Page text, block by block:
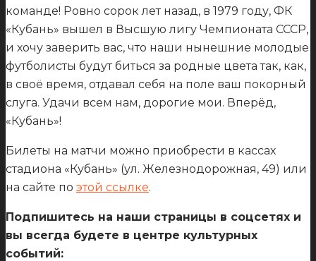
команде! Ровно сорок лет назад, в 1979 году, ФК
«Кубань» вышел в Высшую лигу Чемпионата СССР,
и хочу заверить вас, что наши нынешние молодые
футболисты будут биться за родные цвета так, как,
в своё время, отдавал себя на поле ваш покорный
слуга. Удачи всем нам, дорогие мои. Вперёд,
«Кубань»!
Билеты на матчи можно приобрести в кассах
стадиона «Кубань» (ул. Железнодорожная, 49) или
на сайте по этой ссылке.
Подпишитесь на наши страницы в соцсетях и
вы всегда будете в центре культурных
событий: